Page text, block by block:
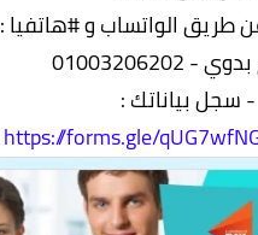
طريق الواتساب و #هاتفيا :
- سجل بياناتك :
https://forms.gle/